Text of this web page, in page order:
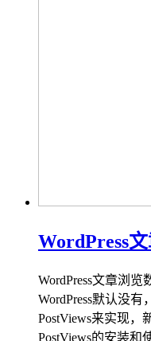
WordPress
WordPress文章浏
WordPress默认没
PostViews来实现，
PostViews的安装和